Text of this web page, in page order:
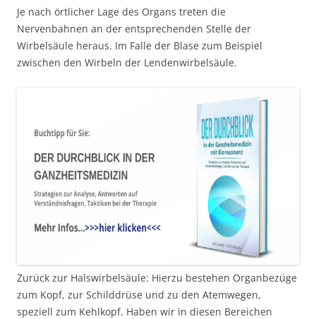
Je nach örtlicher Lage des Organs treten die
Nervenbahnen an der entsprechenden Stelle der
Wirbelsäule heraus. Im Falle der Blase zum Beispiel
zwischen den Wirbeln der Lendenwirbelsäule.
Zurück zur Halswirbelsäule: Hierzu bestehen Organbezüge
zum Kopf, zur Schilddrüse und zu den Atemwegen,
speziell zum Kehlkopf. Haben wir in diesen Bereichen